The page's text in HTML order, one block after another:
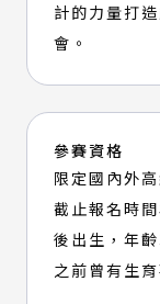
計的力量打
會。
參賽資格
限定國內外
截止報名時
後出生，年
之前曾有生